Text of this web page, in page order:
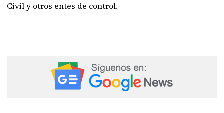
Civil y otros entes de control.